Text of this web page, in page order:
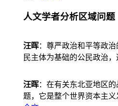
人文学者分析区域问题
汪晖：尊严政治和平等政
民主体为基础的公民政治
汪晖：在有关东北亚地区
题，它是整个世界资本主